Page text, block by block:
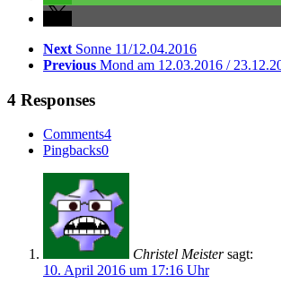
Next Sonne 11/12.04.2016
Previous Mond am 12.03.2016 /
4 Responses
Comments4
Pingbacks0
Christel Meister sagt:
10. April 2016 um 17:16 Uhr